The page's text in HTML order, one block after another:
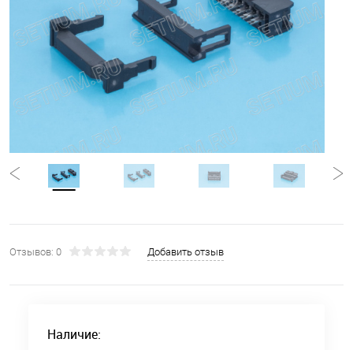
Отзывов: 0 Добавить отзыв
Наличие: